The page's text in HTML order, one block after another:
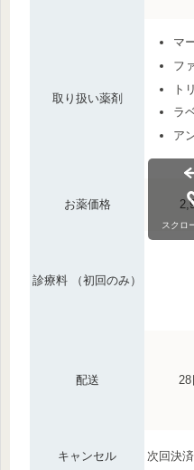
取り扱い薬剤
マ
フ
ト
ラ
ア
お薬価格
診療料 （初回のみ）
配送
キャンセル 次回決
スクロ